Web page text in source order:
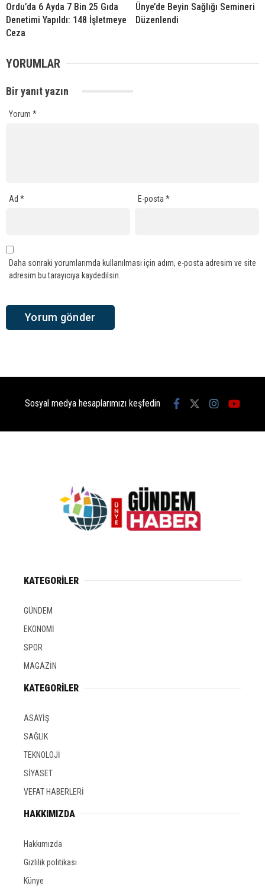
Ordu’da 6 Ayda 7 Bin 25 Gıda
Denetimi Yapıldı: 148 İşletmeye
Ceza
Ünye’de Beyin Sağlığı Semineri
Düzenlendi
YORUMLAR
Bir yanıt yazın
Yorum *
Ad * E-posta*
Daha sonraki yorumlarımda kullanılması için adım, e-posta adresim ve site
adresim bu tarayıcıya kaydedilsin.
Sosyal medya hesaplarımızı keşfedin
KATEGORİLER
GÜNDEM
EKONOMİ
SPOR
MAGAZİN
KATEGORİLER
ASAYİŞ
SAĞLIK
TEKNOLOJİ
SİYASET
VEFAT HABERLERİ
HAKKIMIZDA
Hakkımızda
Gizlilik politikası
Künye